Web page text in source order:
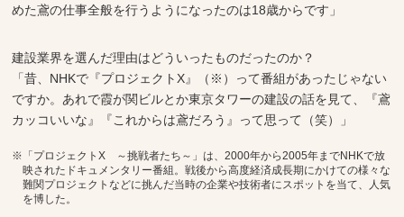
めた鳶の仕事全般を行うようになったのは18歳からです」
建設業界を選んだ理由はどういったものだったのか？
「昔、NHKで『プロジェクトX』（※）って番組があったじゃない
ですか。あれで霞が関ビルとか東京タワーの建設の話を見て、『鳶
カッコいいな』『これからは鳶だろう』って思って（笑）」
※「プロジェクトX ～挑戦者たち～」は、2000年から2005年までNHKで放
映されたドキュメンタリー番組。戦後から高度経済成長期にかけての様々な
難関プロジェクトなどに挑んだ当時の企業や技術者にスポットを当て、人気
を博した。